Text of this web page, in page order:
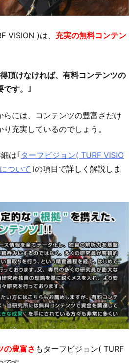
VISION )は、 充実の無料コンテン
頂けなければ、有料コンテンツの
です。｣
らには、コンテンツの豊富さだけ
充実しているのでしょう。
は｢ターフビジョン( TURF VISIO
ついて ｣の項目で詳しく解説しま
の豊富さ もターフビジョン( TURF